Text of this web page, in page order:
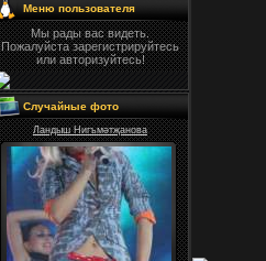
Меню пользователя
Мы рады вас видеть.
Пожалуйста зарегистрируйтесь
или авторизуйтесь!
Случайные фото
Ландыш Нигъмәтҗанова